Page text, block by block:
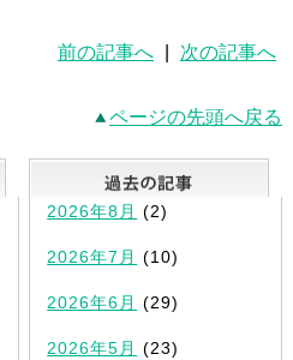
前の記事へ 次の記事へ
ページの先頭へ戻る
最新記事一覧
2026年8月 (2)
2026年7月 (10)
2026年6月 (29)
2026年5月 (23)